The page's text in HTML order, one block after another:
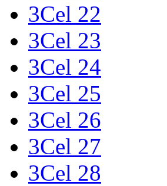
3Cel 22
3Cel 23
3Cel 24
3Cel 25
3Cel 26
3Cel 27
3Cel 28